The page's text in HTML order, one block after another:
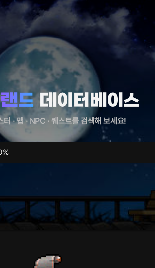
드 데이터베이스
터 · 맵 · NPC · 퀘스트를 검색해 보세요!